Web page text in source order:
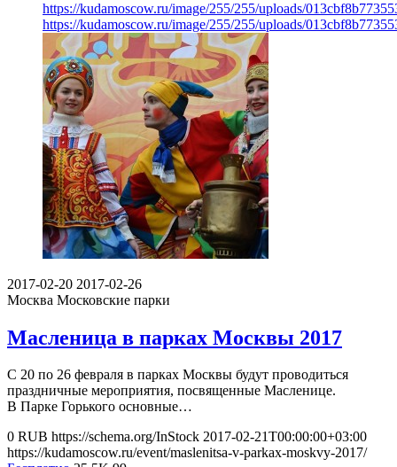
https://kudamoscow.ru/image/255/255/uploads/
https://kudamoscow.ru/image/255/255/uploads/
2017-02-20 2017-02-26
Москва Московские парки
Масленица в парках Москвы 2017
С 20 по 26 февраля в парках Москвы будут проводиться
праздничные мероприятия, посвященные Масленице.
В Парке Горького основные…
0 RUB https://schema.org/InStock 2017-02-21T00:00:00+03:00
https://kudamoscow.ru/event/maslenitsa-v-parkax-moskvy-2017/